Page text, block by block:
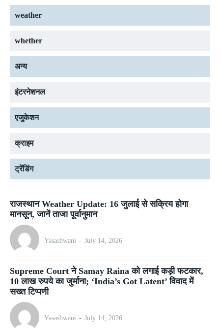
weather
whether
अन्य
इंटरनेशनल
एजुकेशन
क्राइम
ट्रेंडिंग
राजस्थान Weather Update: 16 जुलाई से सक्रिय होगा
मानसून, जानें ताजा पूर्वानुमान
Yasashwani - July 14, 2026
Supreme Court ने Samay Raina को लगाई कड़ी फटकार,
10 लाख रुपये का जुर्माना; ‘India’s Got Latent’ विवाद में
सख्त टिप्पणी
Yasashwani - July 14, 2026